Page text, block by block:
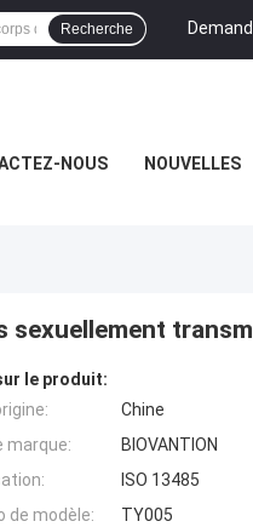
Recherche
NOUS NOUVELLES
sexuellement
le produit:
Chine
marque:
BIOVANTION
ISO 13485
de modèle:
TY005